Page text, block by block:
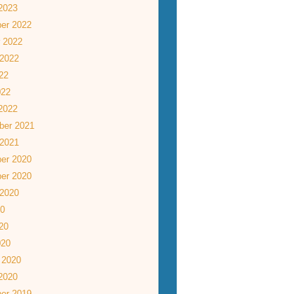
2022
2022
2021
2020
2020